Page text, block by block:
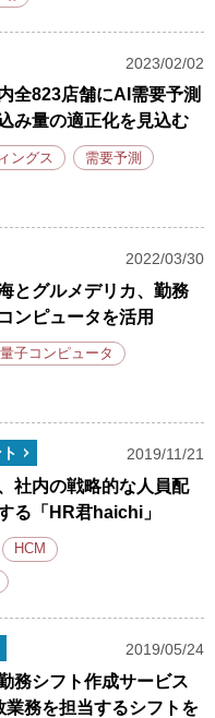
2023/02/02
全823店舗にAI需要予測
み量の適正化を見込む
ングス 需要予測
2022/03/30
とグルメデリカ、勤務
ンピュータを活用
量子コンピュータ
2019/11/21
社内の戦略的な人員配
る「HR君haichi」
HCM
2019/05/24
務シフト作成サービス
業務を担当するシフトを